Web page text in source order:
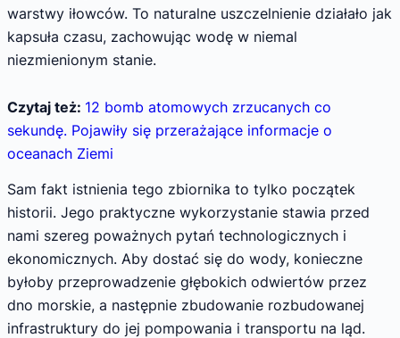
warstwy iłowców. To naturalne uszczelnienie działało jak
kapsuła czasu, zachowując wodę w niemal
niezmienionym stanie.
Czytaj też: 12 bomb atomowych zrzucanych co
sekundę. Pojawiły się przerażające informacje o
oceanach Ziemi
Sam fakt istnienia tego zbiornika to tylko początek
historii. Jego praktyczne wykorzystanie stawia przed
nami szereg poważnych pytań technologicznych i
ekonomicznych. Aby dostać się do wody, konieczne
byłoby przeprowadzenie głębokich odwiertów przez
dno morskie, a następnie zbudowanie rozbudowanej
infrastruktury do jej pompowania i transportu na ląd.